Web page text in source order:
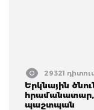
29321
Երկնային
հրամանատար,
պաշտպան